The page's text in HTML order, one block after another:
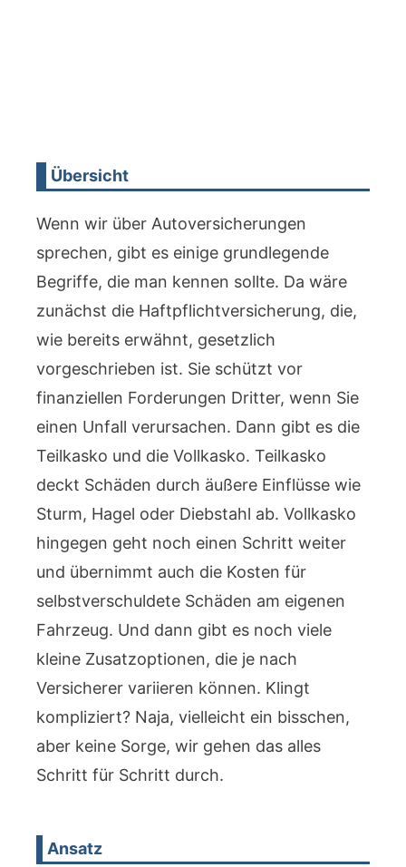
Übersicht
Wenn wir über Autoversicherungen
sprechen, gibt es einige grundlegende
Begriffe, die man kennen sollte. Da wäre
zunächst die Haftpflichtversicherung, die,
wie bereits erwähnt, gesetzlich
vorgeschrieben ist. Sie schützt vor
finanziellen Forderungen Dritter, wenn Sie
einen Unfall verursachen. Dann gibt es die
Teilkasko und die Vollkasko. Teilkasko
deckt Schäden durch äußere Einflüsse wie
Sturm, Hagel oder Diebstahl ab. Vollkasko
hingegen geht noch einen Schritt weiter
und übernimmt auch die Kosten für
selbstverschuldete Schäden am eigenen
Fahrzeug. Und dann gibt es noch viele
kleine Zusatzoptionen, die je nach
Versicherer variieren können. Klingt
kompliziert? Naja, vielleicht ein bisschen,
aber keine Sorge, wir gehen das alles
Schritt für Schritt durch.
Ansatz